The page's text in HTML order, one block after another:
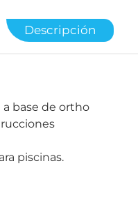
Descripción
a base de ortho
piscinas.